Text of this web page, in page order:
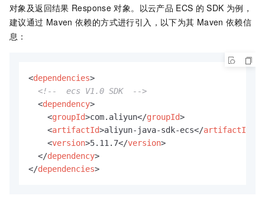
对象及返回结果 Response 对象。以云产品 ECS 的 SDK 为例，
建议通过 Maven 依赖的方式进行引入，以下为其 Maven 依赖信
息：
<dependencies>
<!--  ecs V1.0 SDK  -->
<dependency>
<groupId>com.aliyun</groupId>
<artifactId>aliyun-java-sdk-ecs</artifactId
<version>5.11.7</version>
</dependency>
</dependencies>